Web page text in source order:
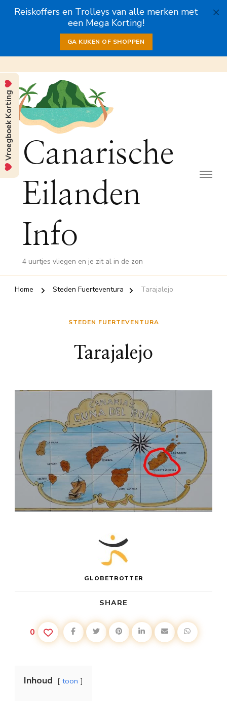
Reiskoffers en Trolleys van alle merken met
een Mega Korting!
GA KIJKEN OF SHOPPEN
Canarische
Eilanden
Info
4 uurtjes vliegen en je zit al in de zon
Home Steden Fuerteventura Tarajalejo
STEDEN FUERTEVENTURA
Tarajalejo
GLOBETROTTER
SHARE
0
Inhoud toon
Vroegboek Korting